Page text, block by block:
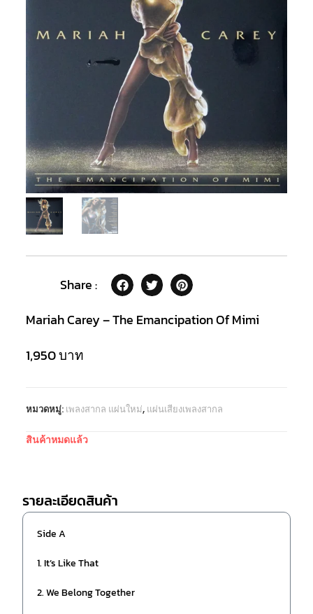
Share :
Mariah Carey – The Emancipation Of Mimi
1,950บาท
หมวดหมู่: เพลงสากล แผ่นใหม่, แผ่นเสียงเพลงสากล
สินค้าหมดแล้ว
รายละเอียดสินค้า
Side A
1. It’s Like That
2. We Belong Together